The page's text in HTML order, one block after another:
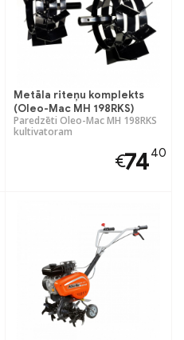
Metāla riteņu komplekts
(Oleo-Mac MH 198RKS)
Paredzēti Oleo-Mac MH 198RKS
kultivatoram
€7440